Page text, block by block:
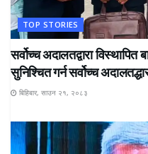
TOP STORIES
सर्वोच्च अदालतद्वारा
सुनिश्चित गर्न सर्वोच्च
बिहिबार, साउन २१, २०८३